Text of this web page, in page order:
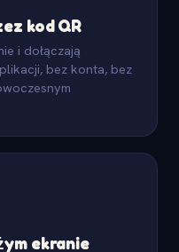
kod QR
i dołączają
bez konta, bez
ekranie